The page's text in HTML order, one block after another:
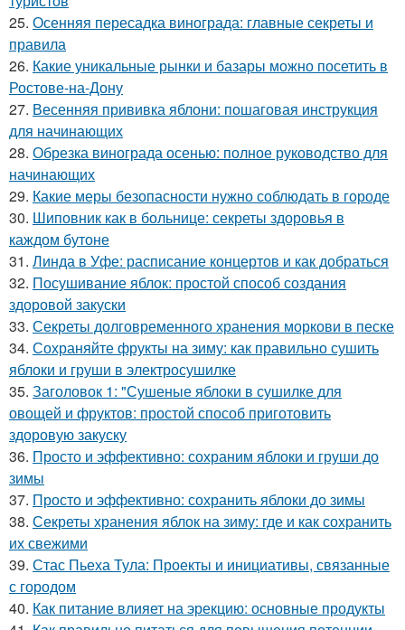
25. Осенняя пересадка винограда: главные секреты и
правила
26. Какие уникальные рынки и базары можно посетить в
Ростове-на-Дону
27. Весенняя прививка яблони: пошаговая инструкция
для начинающих
28. Обрезка винограда осенью: полное руководство для
начинающих
29. Какие меры безопасности нужно соблюдать в городе
30. Шиповник как в больнице: секреты здоровья в
каждом бутоне
31. Линда в Уфе: расписание концертов и как добраться
32. Посушивание яблок: простой способ создания
здоровой закуски
33. Секреты долговременного хранения моркови в песке
34. Сохраняйте фрукты на зиму: как правильно сушить
яблоки и груши в электросушилке
35. Заголовок 1: "Сушеные яблоки в сушилке для
овощей и фруктов: простой способ приготовить
здоровую закуску
36. Просто и эффективно: сохраним яблоки и груши до
зимы
37. Просто и эффективно: сохранить яблоки до зимы
38. Секреты хранения яблок на зиму: где и как сохранить
их свежими
39. Стас Пьеха Тула: Проекты и инициативы, связанные
с городом
40. Как питание влияет на эрекцию: основные продукты